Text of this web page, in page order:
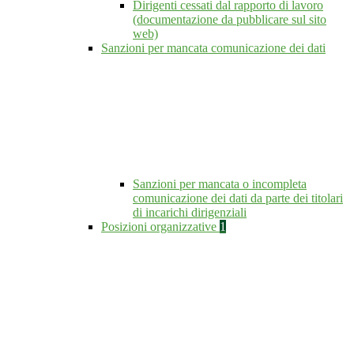
Dirigenti cessati dal rapporto di lavoro
(documentazione da pubblicare sul sito
web)
Sanzioni per mancata comunicazione dei dati
Sanzioni per mancata o incompleta
comunicazione dei dati da parte dei titolari
di incarichi dirigenziali
Posizioni organizzative 1